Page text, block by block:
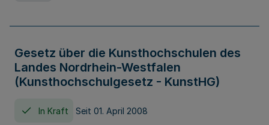
Gesetz über die Kunsthochschulen des
Landes Nordrhein-Westfalen
(Kunsthochschulgesetz - KunstHG)
In Kraft Seit 01. April 2008